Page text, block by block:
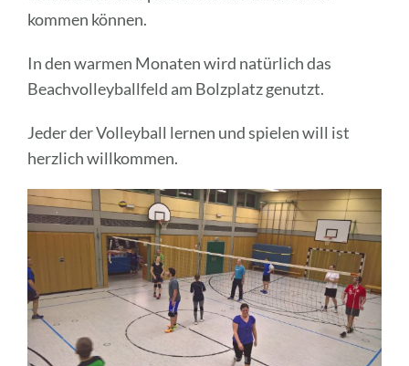
kommen können.
In den warmen Monaten wird natürlich das
Beachvolleyballfeld am Bolzplatz genutzt.
Jeder der Volleyball lernen und spielen will ist
herzlich willkommen.